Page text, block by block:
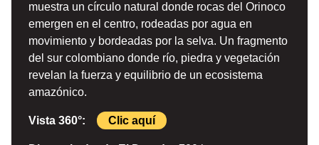
muestra un círculo natural donde rocas del Orinoco
emergen en el centro, rodeadas por agua en
movimiento y bordeadas por la selva. Un fragmento
del sur colombiano donde río, piedra y vegetación
revelan la fuerza y equilibrio de un ecosistema
amazónico.
Vista 360°: Clic aquí